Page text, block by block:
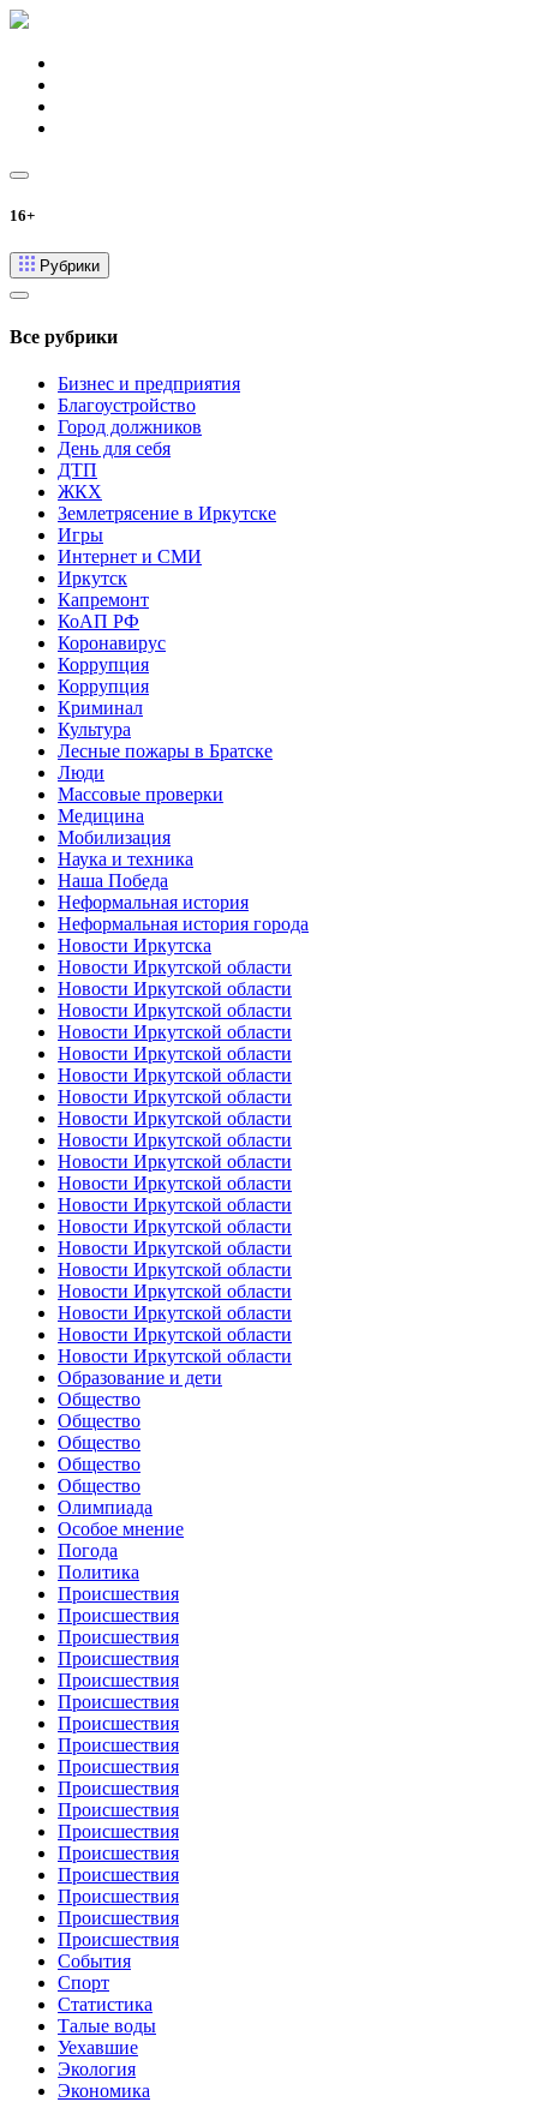
16+
Рубрики
Все рубрики
Бизнес и предприятия
Благоустройство
Город должников
День для себя
ДТП
ЖКХ
Землетрясение в Иркутске
Игры
Интернет и СМИ
Иркутск
Капремонт
КоАП РФ
Коронавирус
Коррупция
Коррупция
Криминал
Культура
Лесные пожары в Братске
Люди
Массовые проверки
Медицина
Мобилизация
Наука и техника
Наша Победа
Неформальная история
Неформальная история города
Новости Иркутска
Новости Иркутской области
Новости Иркутской области
Новости Иркутской области
Новости Иркутской области
Новости Иркутской области
Новости Иркутской области
Новости Иркутской области
Новости Иркутской области
Новости Иркутской области
Новости Иркутской области
Новости Иркутской области
Новости Иркутской области
Новости Иркутской области
Новости Иркутской области
Новости Иркутской области
Новости Иркутской области
Новости Иркутской области
Новости Иркутской области
Новости Иркутской области
Образование и дети
Общество
Общество
Общество
Общество
Общество
Олимпиада
Особое мнение
Погода
Политика
Происшествия
Происшествия
Происшествия
Происшествия
Происшествия
Происшествия
Происшествия
Происшествия
Происшествия
Происшествия
Происшествия
Происшествия
Происшествия
Происшествия
Происшествия
Происшествия
Происшествия
События
Спорт
Статистика
Талые воды
Уехавшие
Экология
Экономика